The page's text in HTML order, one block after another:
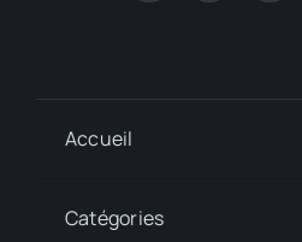
Accueil
Catégories